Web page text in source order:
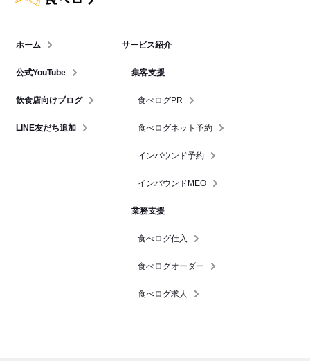
ホーム
公式YouTube
飲食店向けブログ
LINE友だち追加
サービス紹介
集客支援
食べログPR
食べログネット予約
インバウンド予約
インバウンドMEO
業務支援
食べログ仕入
食べログオーダー
食べログ求人